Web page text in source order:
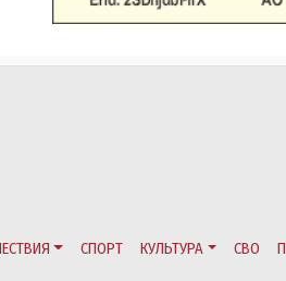
СПОРТ КУЛЬТУРА СВО